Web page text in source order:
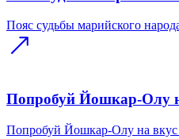
Пояс судьбы марийского
Попробуй Йошкар-Олу
Попробуй Йошкар-Олу на вкус